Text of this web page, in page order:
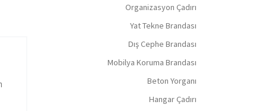
Organizasyon Çadırı
Yat Tekne Brandası
Dış Cephe Brandası
Mobilya Koruma Brandası
Beton Yorganı
Hangar Çadırı